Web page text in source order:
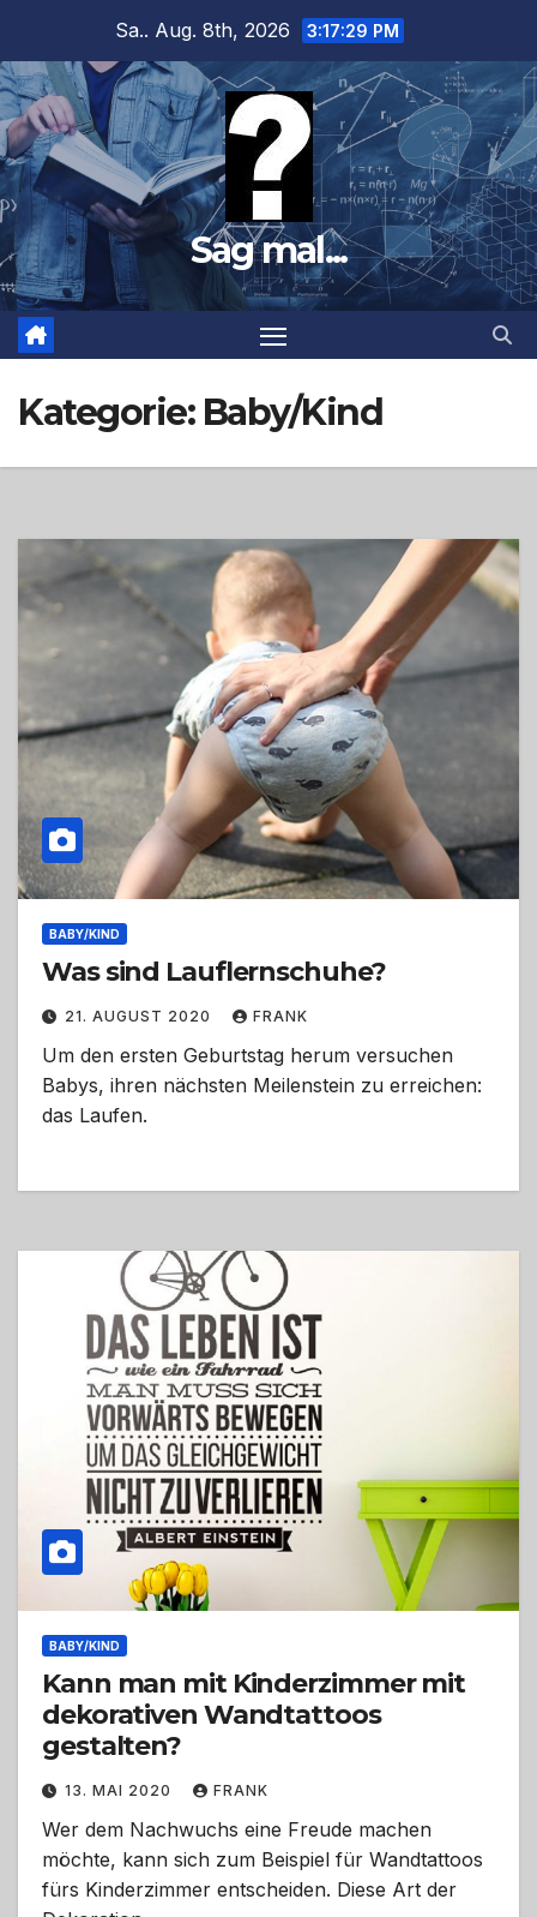
springen
Sa.. Aug. 8th, 2026 3:17:31 PM
Sag mal...
Kategorie: Baby/Kind
BABY/KIND
Was sind Lauflernschuhe?
21. AUGUST 2020 FRANK
Um den ersten Geburtstag herum versuchen
Babys, ihren nächsten Meilenstein zu erreichen:
das Laufen.
BABY/KIND
Kann man mit Kinderzimmer mit
dekorativen Wandtattoos
gestalten?
13. MAI 2020 FRANK
Wer dem Nachwuchs eine Freude machen
möchte, kann sich zum Beispiel für Wandtattoos
fürs Kinderzimmer entscheiden. Diese Art der